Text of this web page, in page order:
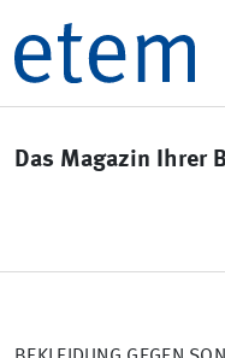
Das Magazin Ihrer